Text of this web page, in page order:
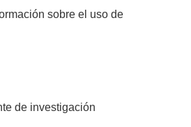
sobre el uso de
de investigación